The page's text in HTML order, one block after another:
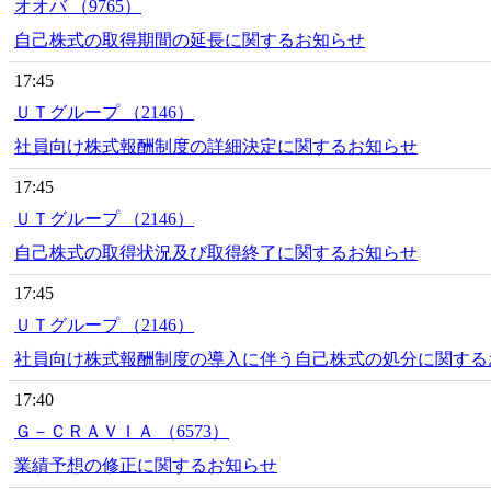
オオバ （9765）
自己株式の取得期間の延長に関するお知らせ
17:45
ＵＴグループ （2146）
社員向け株式報酬制度の詳細決定に関するお知らせ
17:45
ＵＴグループ （2146）
自己株式の取得状況及び取得終了に関するお知らせ
17:45
ＵＴグループ （2146）
社員向け株式報酬制度の導入に伴う自己株式の処分に関す
17:40
Ｇ－ＣＲＡＶＩＡ （6573）
業績予想の修正に関するお知らせ